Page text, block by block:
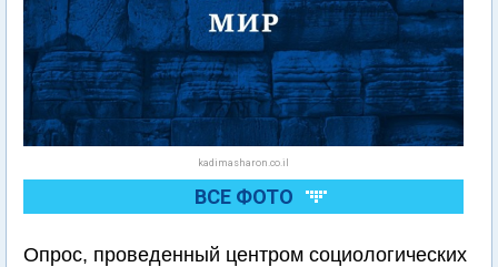
kadimasharon.co.il
ВСЕ ФОТО
Опрос, проведенный центром социологических